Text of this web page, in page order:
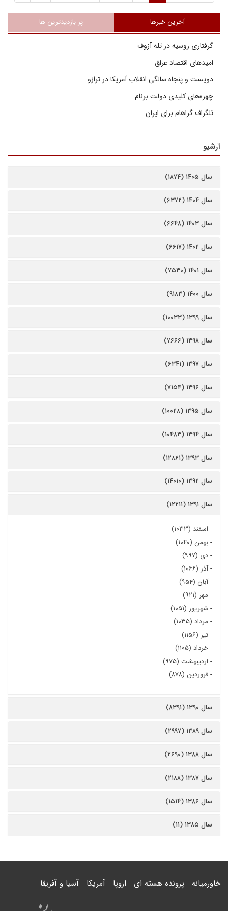
آخرین خبرها پر بازدیدترین ها
گرفتاری روسیه در تله آزوف
امیدهای اقتصاد عراق
دویست و پنجاه سالگی انقلاب آمریکا در ترازو
چهره‌های کلیدی دولت برنام
تلگراف گراهام برای ایران
آرشیو
سال ۱۴۰۵ (۱۸۷۴)
سال ۱۴۰۴ (۶۳۷۲)
سال ۱۴۰۳ (۶۶۴۸)
سال ۱۴۰۲ (۶۶۱۷)
سال ۱۴۰۱ (۷۵۳۰)
سال ۱۴۰۰ (۹۱۸۳)
سال ۱۳۹۹ (۱۰۰۳۳)
سال ۱۳۹۸ (۷۶۶۶)
سال ۱۳۹۷ (۶۳۴۱)
سال ۱۳۹۶ (۷۱۵۴)
سال ۱۳۹۵ (۱۰۰۲۸)
سال ۱۳۹۴ (۱۰۴۸۳)
سال ۱۳۹۳ (۱۲۸۶۱)
سال ۱۳۹۲ (۱۴۰۱۰)
سال ۱۳۹۱ (۱۲۲۱۱)
- اسفند (۱۰۳۳)
-بهمن (۱۰۴۰)
-دی (۹۹۷)
-آذر (۱۰۶۶)
-آبان (۹۵۴)
- مهر (۹۲۱)
- شهریور (۱۰۵۱)
- مرداد (۱۰۳۵)
-تیر (۱۱۵۶)
-خرداد (۱۱۰۵)
- اردیبهشت (۹۷۵)
-فروردین (۸۷۸)
سال ۱۳۹۰ (۸۳۹۱)
سال ۱۳۸۹ (۲۹۹۷)
سال ۱۳۸۸ (۲۶۹۰)
سال ۱۳۸۷ (۲۱۸۸)
سال ۱۳۸۶ (۱۵۱۴)
سال ۱۳۸۵ (۱۱)
خاورمیانه پرونده هسته ای اروپا آمریکا آسیا و آفریقا